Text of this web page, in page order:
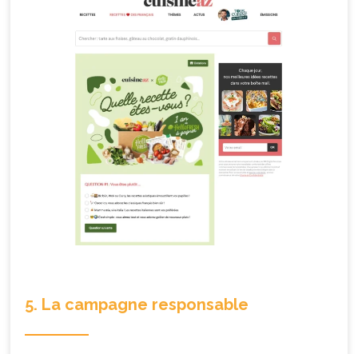
5. La campagne responsable